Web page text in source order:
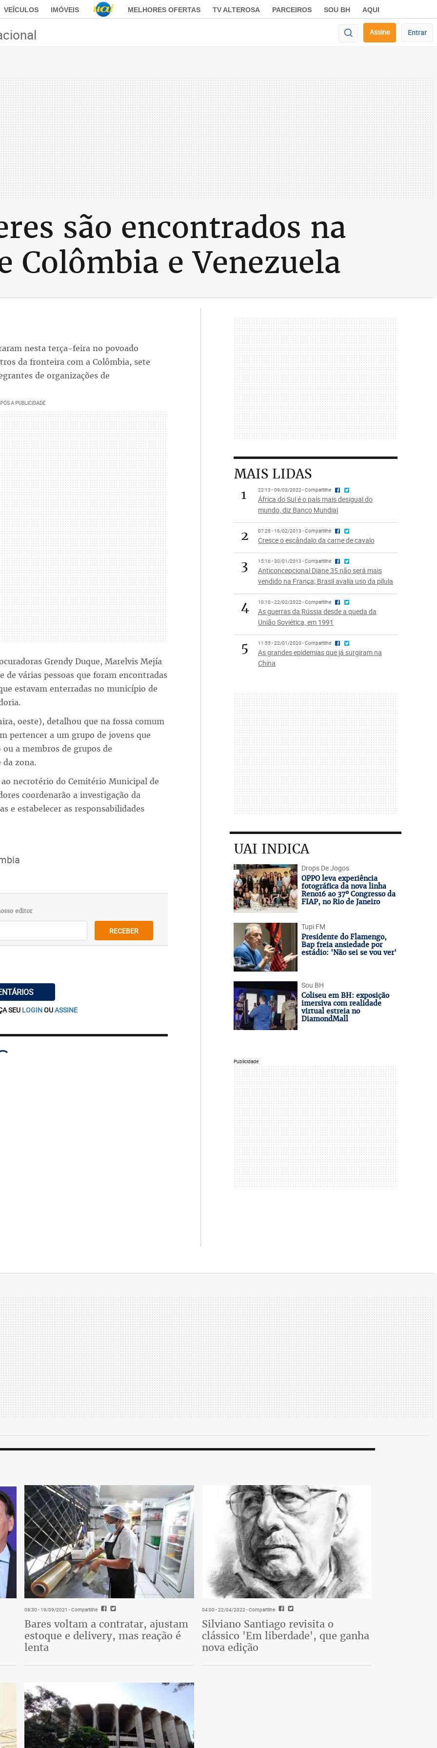
VEÍCULOS IMÓVEIS MELHORES OFERTAS TV ALTEROSA PARCEIROS SOU BH AQUI
Assine Entrar
são encontrados na
Colômbia e Venezuela
nesta terça-feira no povoado
da fronteira com a Colômbia, sete
de organizações de
Grendy Duque, Marelvis Mejía
várias pessoas que foram encontradas
estavam enterradas no município de
oeste), detalhou que na fossa comum
pertencer a um grupo de jovens que
ou a membros de grupos de
zona.
necrotério do Cemitério Municipal de
coordenarão a investigação da
e estabelecer as responsabilidades
editor
RECEBER
SEU LOGINOUASSINE
MAIS LIDAS
1
22:13 - 09/03/2022 - Compartilhe
África do Sul é o país mais desigual do
mundo, diz Banco Mundial
2 07:25 - 16/02/2013 - Compartilhe
Cresce o escândalo da carne de cavalo
3 15:16 - 30/01/2013 - Compartilhe
Anticoncepcional Diane 35 não será mais
vendido na França; Brasil avalia uso da pílula
4 10:10 - 22/02/2022 - Compartilhe
As guerras da Rússia desde a queda da
União Soviética, em 1991
5 11:55 - 22/01/2020 - Compartilhe
As grandes epidemias que já surgiram na
China
UAI INDICA
Drops De Jogos
OPPO leva experiência
fotográfica da nova linha
Reno16 ao 37º Congresso da
FIAP, no Rio de Janeiro
Tupi FM
Presidente do Flamengo,
Bap freia ansiedade por
estádio: 'Não sei se vou ver'
Sou BH
Coliseu em BH: exposição
imersiva com realidade
virtual estreia no
DiamondMall
Publicidade
08:30 - 19/09/2021 - Compartilhe
Bares voltam a contratar, ajustam
estoque e delivery, mas reação é
lenta
04:00 - 22/04/2022- Compartilhe
Silviano Santiago revisita o
clássico 'Em liberdade', que ganha
nova edição